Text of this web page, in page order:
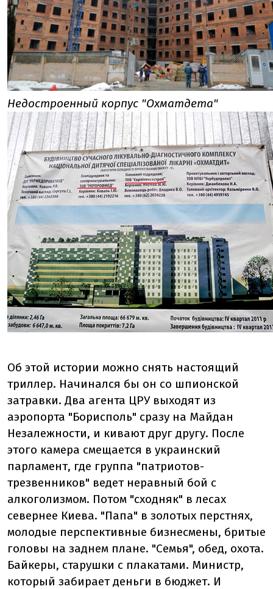
Недостроенный корпус "Охматдета"
Об этой истории можно снять настоящий
триллер. Начинался бы он со шпионской
затравки. Два агента ЦРУ выходят из
аэропорта "Борисполь" сразу на Майдан
Незалежности, и кивают друг другу. После
этого камера смещается в украинский
парламент, где группа "патриотов-
трезвенников" ведет неравный бой с
алкоголизмом. Потом "сходняк" в лесах
севернее Киева. "Папа" в золотых перстнях,
молодые перспективные бизнесмены, бритые
головы на заднем плане. "Семья", обед, охота.
Байкеры, старушки с плакатами. Министр,
который забирает деньги в бюджет. И